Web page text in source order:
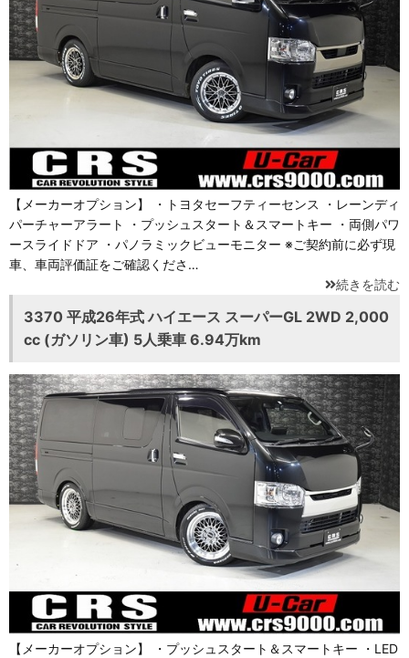
【メーカーオプション】 ・トヨタセーフティーセンス ・レーンディ
パーチャーアラート ・プッシュスタート＆スマートキー ・両側パワ
ースライドドア ・パノラミックビューモニター ※ご契約前に必ず現
車、車両評価証をご確認くださ…
続きを読む
3370 平成26年式 ハイエース スーパーGL 2WD 2,000
cc (ガソリン車) 5人乗車 6.94万km
【メーカーオプション】 ・プッシュスタート＆スマートキー ・LED